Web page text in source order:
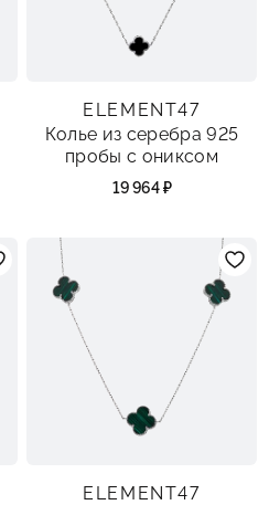
ELEMENT47
Колье из серебра 925
пробы с ониксом
19 964 ₽
ELEMENT47